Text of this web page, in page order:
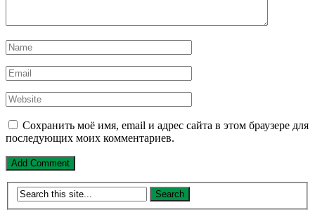
Сохранить моё имя, email и адрес сайта в этом браузере для
последующих моих комментариев.